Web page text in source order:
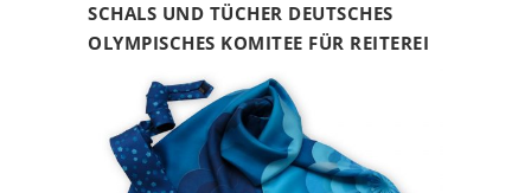
SCHALS UND TÜCHER DEUTSCHES
OLYMPISCHES KOMITEE FÜR REITEREI